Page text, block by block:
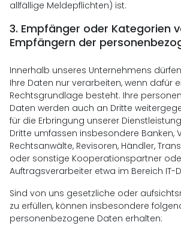
allfällige Meldepflichten) ist.
3. Empfänger oder Kategorien
Empfängern der
Innerhalb unseres Unternehmens
Ihre Daten nur verarbeiten, wenn dafür
Rechtsgrundlage besteht. Ihre
Daten werden auch an Dritte
für die Erbringung unserer
Dritte umfassen insbesondere Banken,
Rechtsanwälte, Revisoren, Händler,
oder sonstige Kooperationspartner
Auftragsverarbeiter etwa im Bereich IT-
Sind von uns gesetzliche oder
zu erfüllen, können insbesondere
personenbezogene Daten erhalten: